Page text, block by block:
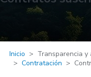
Inicio
Transparencia y
Contratación